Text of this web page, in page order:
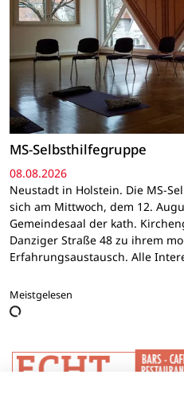
MS-Selbsthilfegruppe
08.08.2026
Neustadt in Holstein. Die MS-
sich am Mittwoch, dem 12.
Gemeindesaal der kath.
Danziger Straße 48 zu ihrem
Erfahrungsaustausch. Alle
Meistgelesen